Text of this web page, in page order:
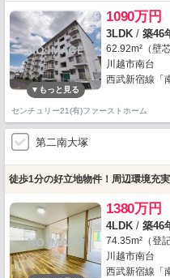
1090万円
3LDK / 築46
62.92m²（壁芯
川越市南台
西武新宿線「
センチュリー21(有)ファーストホーム
第二南大塚
徒歩1分の好立地物件！周辺環境充
1380万円
4LDK / 築46
74.35m²（登記
川越市南台
西武新宿線「